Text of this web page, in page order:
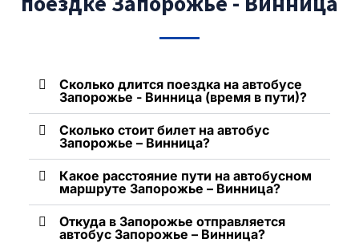
Сколько длится поездка на автобусе
Запорожье - Винница (время в пути)?
Сколько стоит билет на автобус
Запорожье – Винница?
Какое расстояние пути на автобусном
маршруте Запорожье – Винница?
Откуда в Запорожье отправляется
автобус Запорожье – Винница?